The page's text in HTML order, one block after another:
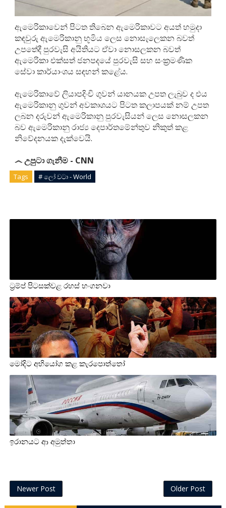
ඇමෙරිකාවෙන් පිටත තිබෙන ඇමෙරිකාවට අයත් හමුදා
කඳවුරු ඇමෙරිකානු භූමිය ලෙස නොසැලෙකන බවත්
උපතේදී පුරවැසි අයිතියට ඒවා නොසලකන බවත්
ඇමෙරිකා එක්සත් ජනපදයේ පුරවැසි සහ සංක්‍රමණික
සේවා කාර්යාංශය සඳහන් කළේය.
ඇමෙරිකාවේ ලියාපදිංචි ගුවන් යානයක උපත ලැබුව ද එය
ඇමෙරිකානු ගුවන් අවකාශයට පිටත කලාපයක් නම් උපත
ලබන දරුවන් ඇමෙරිකානු පුරවැසියන් ලෙස නොසලකන
බව ඇමෙරිකානු රාජ්‍ය දෙපාර්තමේන්තුව නිකුත් කළ
නිවේදනයක දැක්වෙයි.
෴ උපුටා ගැනීම - CNN
Tags # ලෝ වටා - World
ට්‍රම්ප් පිටසක්වළ රහස් හංගනවා
මෝදිට අභියෝග කළ කැරපොත්තෝ
ඉරානයට ආ අමුත්තා
Newer Post Older Post